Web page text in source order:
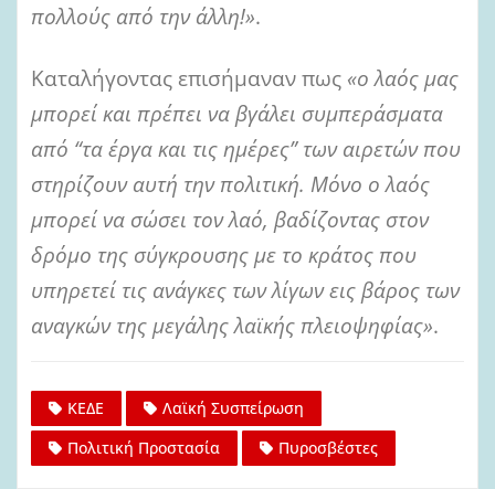
πολλούς από την άλλη!».
Καταλήγοντας επισήμαναν πως «ο λαός μας
μπορεί και πρέπει να βγάλει συμπεράσματα
από “τα έργα και τις ημέρες” των αιρετών που
στηρίζουν αυτή την πολιτική. Μόνο ο λαός
μπορεί να σώσει τον λαό, βαδίζοντας στον
δρόμο της σύγκρουσης με το κράτος που
υπηρετεί τις ανάγκες των λίγων εις βάρος των
αναγκών της μεγάλης λαϊκής πλειοψηφίας».
ΚΕΔΕ
Λαϊκή Συσπείρωση
Πολιτική Προστασία
Πυροσβέστες